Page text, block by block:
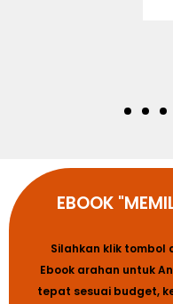
EBOOK
Silahkan klik tombol
Ebook arahan untuk
tepat sesuai budget,